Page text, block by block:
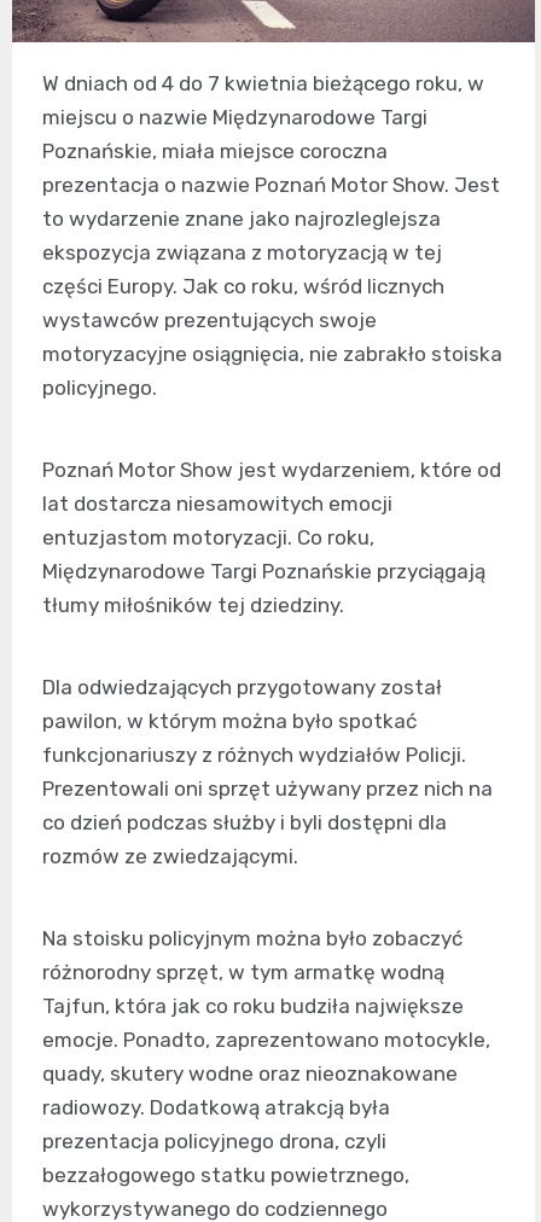
W dniach od 4 do 7 kwietnia bieżącego roku, w
miejscu o nazwie Międzynarodowe Targi
Poznańskie, miała miejsce coroczna
prezentacja o nazwie Poznań Motor Show. Jest
to wydarzenie znane jako najrozleglejsza
ekspozycja związana z motoryzacją w tej
części Europy. Jak co roku, wśród licznych
wystawców prezentujących swoje
motoryzacyjne osiągnięcia, nie zabrakło stoiska
policyjnego.
Poznań Motor Show jest wydarzeniem, które od
lat dostarcza niesamowitych emocji
entuzjastom motoryzacji. Co roku,
Międzynarodowe Targi Poznańskie przyciągają
tłumy miłośników tej dziedziny.
Dla odwiedzających przygotowany został
pawilon, w którym można było spotkać
funkcjonariuszy z różnych wydziałów Policji.
Prezentowali oni sprzęt używany przez nich na
co dzień podczas służby i byli dostępni dla
rozmów ze zwiedzającymi.
Na stoisku policyjnym można było zobaczyć
różnorodny sprzęt, w tym armatkę wodną
Tajfun, która jak co roku budziła największe
emocje. Ponadto, zaprezentowano motocykle,
quady, skutery wodne oraz nieoznakowane
radiowozy. Dodatkową atrakcją była
prezentacja policyjnego drona, czyli
bezzałogowego statku powietrznego,
wykorzystywanego do codziennego